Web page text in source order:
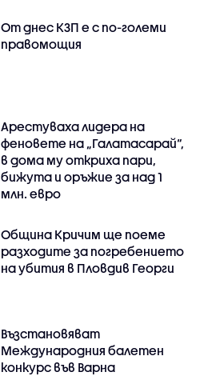
От днес КЗП е с по-големи
правомощия
Арестуваха лидера на
феновете на „Галатасарай“,
в дома му откриха пари,
бижута и оръжие за над 1
млн. евро
Община Кричим ще поеме
разходите за погребението
на убития в Пловдив Георги
Възстановяват
Международния балетен
конкурс във Варна